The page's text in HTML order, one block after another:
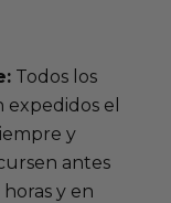
Todos los
expedidos el
y
antes
horas y en